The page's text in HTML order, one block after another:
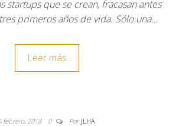
startups que se crean, fracasan antes
primeros años de vida. Sólo una…
Leer más
febrero, 2018 0 Por JLHA